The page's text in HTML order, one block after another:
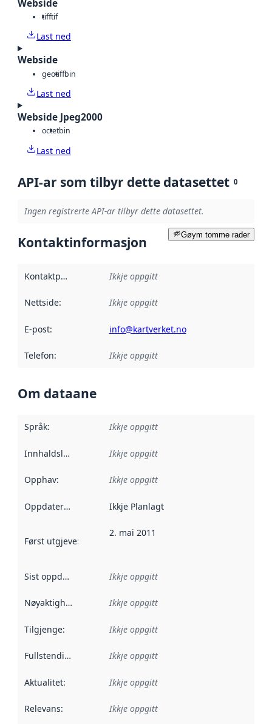
Webside
tifftif
Last ned
Webside
geotiffbin
Last ned
Webside Jpeg2000
octetbin
Last ned
API-ar som tilbyr dette datasettet 0
Ingen registrerte API-ar tilbyr dette datasettet.
Gøym tomme rader
Kontaktinformasjon
Kontaktpunkt Ikkje oppgitt
Nettside: Ikkje oppgitt
E-post: info@kartverket.no
Telefon: Ikkje oppgitt
Om dataane
Språk: Ikkje oppgitt
Innhaldsleverandørar :
Ikkje oppgitt
Opphav: Ikkje oppgitt
Oppdateringsfrekvens :
Ikkje Planlagt
Først utgjeve:
2. mai 2011
Sist oppdatert Ikkje oppgitt
Nøyaktigheit Ikkje oppgitt
Tilgjenge: Ikkje oppgitt
Fullstendigheit Ikkje oppgitt
Aktualitet: Ikkje oppgitt
Relevans: Ikkje oppgitt